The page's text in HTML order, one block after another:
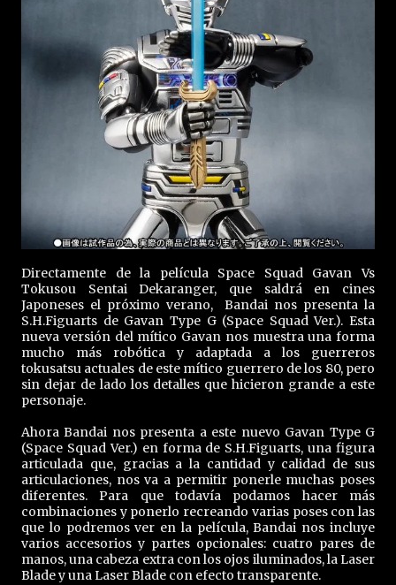
Directamente de la película Space Squad Gavan Vs
Tokusou Sentai Dekaranger, que saldrá en cines
Japoneses el próximo verano, Bandai nos presenta la
S.H.Figuarts de Gavan Type G (Space Squad Ver.). Esta
nueva versión del mítico Gavan nos muestra una forma
mucho más robótica y adaptada a los guerreros
tokusatsu actuales de este mítico guerrero de los 80, pero
sin dejar de lado los detalles que hicieron grande a este
personaje.
Ahora Bandai nos presenta a este nuevo Gavan Type G
(Space Squad Ver.) en forma de S.H.Figuarts, una figura
articulada que, gracias a la cantidad y calidad de sus
articulaciones, nos va a permitir ponerle muchas poses
diferentes. Para que todavía podamos hacer más
combinaciones y ponerlo recreando varias poses con las
que lo podremos ver en la película, Bandai nos incluye
varios accesorios y partes opcionales: cuatro pares de
manos, una cabeza extra con los ojos iluminados, la Laser
Blade y una Laser Blade con efecto transparente.